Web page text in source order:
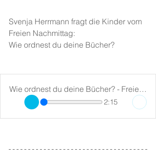
Svenja Herrmann fragt die Kinder vom
Freien Nachmittag:
Wie ordnest du deine Bücher?
Wie ordnest du deine Bücher? - Freier Nachmittag 20.11.24
2:15